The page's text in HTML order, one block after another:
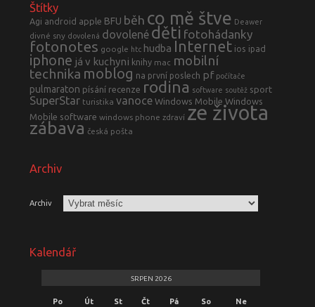
Štítky
Agi android apple BFU běh co mě štve Deawer
divné sny dovolená dovolené děti fotohádanky
fotonotes google htc hudba Internet ios ipad
iphone já v kuchyni knihy mac mobilní
technika moblog na první poslech pf počítače
pulmaraton písání recenze rodina software soutěž sport
SuperStar turistika vanoce Windows Mobile Windows
Mobile software windows phone zdraví ze života
zábava česká pošta
Archiv
Archiv
Kalendář
SRPEN 2026
Po Út St Čt Pá So Ne